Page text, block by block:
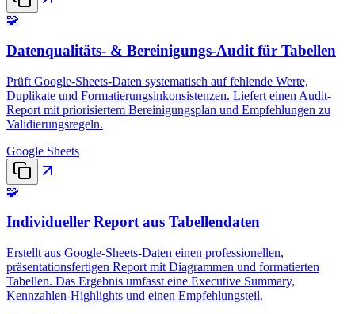
🧩
Datenqualitäts- & Bereinigungs-Audit für Tabellen
Prüft Google-Sheets-Daten systematisch auf fehlende Werte,
Duplikate und Formatierungsinkonsistenzen. Liefert einen Audit-
Report mit priorisiertem Bereinigungsplan und Empfehlungen zu
Validierungsregeln.
Google Sheets
🧩
Individueller Report aus Tabellendaten
Erstellt aus Google-Sheets-Daten einen professionellen,
präsentationsfertigen Report mit Diagrammen und formatierten
Tabellen. Das Ergebnis umfasst eine Executive Summary,
Kennzahlen-Highlights und einen Empfehlungsteil.